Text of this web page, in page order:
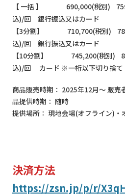
【 一括 】 690,000(税別)
込)/回 銀行振込又はカード
【3分割】 710,700(税別)
込)/回 銀行振込又はカード
【10分割】 745,200(税別)
込)/回 カード ※一桁以下切り捨て
商品販売時期： 2025年12月～ 販
品提供時期： 随時
提供場所： 現地会場(オフライン)・
決済方法
https://zsn.jp/p/r/